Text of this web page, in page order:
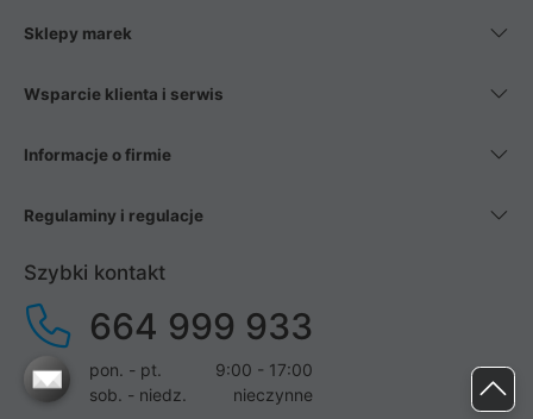
Sklepy marek
Wsparcie klienta i serwis
Informacje o firmie
Regulaminy i regulacje
Szybki kontakt
664 999 933
pon. - pt.
9:00 - 17:00
sob. - niedz.
nieczynne